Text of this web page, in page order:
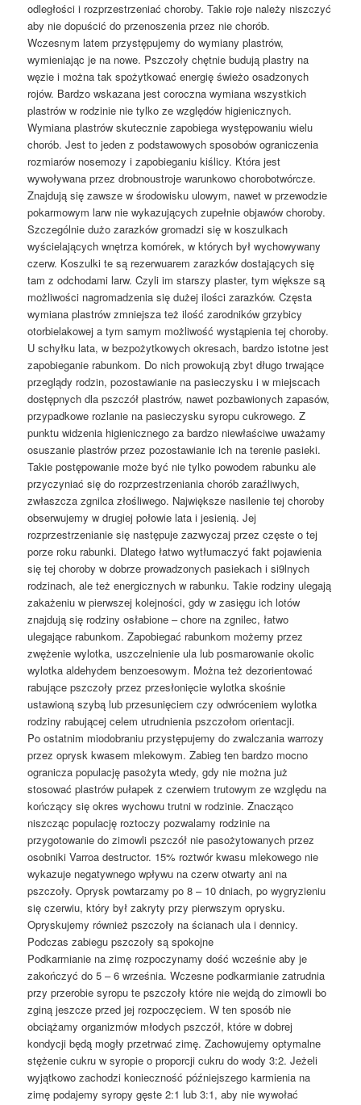
odległości i rozprzestrzeniać choroby. Takie roje należy niszczyć
aby nie dopuścić do przenoszenia przez nie chorób.
Wczesnym latem przystępujemy do wymiany plastrów,
wymieniając je na nowe. Pszczoły chętnie budują plastry na
węzie i można tak spożytkować energię świeżo osadzonych
rojów. Bardzo wskazana jest coroczna wymiana wszystkich
plastrów w rodzinie nie tylko ze względów higienicznych.
Wymiana plastrów skutecznie zapobiega występowaniu wielu
chorób. Jest to jeden z podstawowych sposobów ograniczenia
rozmiarów nosemozy i zapobieganiu kiślicy. Która jest
wywoływana przez drobnoustroje warunkowo chorobotwórcze.
Znajdują się zawsze w środowisku ulowym, nawet w przewodzie
pokarmowym larw nie wykazujących zupełnie objawów choroby.
Szczególnie dużo zarazków gromadzi się w koszulkach
wyścielających wnętrza komórek, w których był wychowywany
czerw. Koszulki te są rezerwuarem zarazków dostających się
tam z odchodami larw. Czyli im starszy plaster, tym większe są
możliwości nagromadzenia się dużej ilości zarazków. Częsta
wymiana plastrów zmniejsza też ilość zarodników grzybicy
otorbielakowej a tym samym możliwość wystąpienia tej choroby.
U schyłku lata, w bezpożytkowych okresach, bardzo istotne jest
zapobieganie rabunkom. Do nich prowokują zbyt długo trwające
przeglądy rodzin, pozostawianie na pasieczysku i w miejscach
dostępnych dla pszczół plastrów, nawet pozbawionych zapasów,
przypadkowe rozlanie na pasieczysku syropu cukrowego. Z
punktu widzenia higienicznego za bardzo niewłaściwe uważamy
osuszanie plastrów przez pozostawianie ich na terenie pasieki.
Takie postępowanie może być nie tylko powodem rabunku ale
przyczyniać się do rozprzestrzeniania chorób zaraźliwych,
zwłaszcza zgnilca złośliwego. Największe nasilenie tej choroby
obserwujemy w drugiej połowie lata i jesienią. Jej
rozprzestrzenianie się następuje zazwyczaj przez częste o tej
porze roku rabunki. Dlatego łatwo wytłumaczyć fakt pojawienia
się tej choroby w dobrze prowadzonych pasiekach i si9lnych
rodzinach, ale też energicznych w rabunku. Takie rodziny ulegają
zakażeniu w pierwszej kolejności, gdy w zasięgu ich lotów
znajdują się rodziny osłabione – chore na zgnilec, łatwo
ulegające rabunkom. Zapobiegać rabunkom możemy przez
zwężenie wylotka, uszczelnienie ula lub posmarowanie okolic
wylotka aldehydem benzoesowym. Można też dezorientować
rabujące pszczoły przez przesłonięcie wylotka skośnie
ustawioną szybą lub przesunięciem czy odwróceniem wylotka
rodziny rabującej celem utrudnienia pszczołom orientacji.
Po ostatnim miodobraniu przystępujemy do zwalczania warrozy
przez oprysk kwasem mlekowym. Zabieg ten bardzo mocno
ogranicza populację pasożyta wtedy, gdy nie można już
stosować plastrów pułapek z czerwiem trutowym ze względu na
kończący się okres wychowu trutni w rodzinie. Znacząco
niszcząc populację roztoczy pozwalamy rodzinie na
przygotowanie do zimowli pszczół nie pasożytowanych przez
osobniki Varroa destructor. 15% roztwór kwasu mlekowego nie
wykazuje negatywnego wpływu na czerw otwarty ani na
pszczoły. Oprysk powtarzamy po 8 – 10 dniach, po wygryzieniu
się czerwiu, który był zakryty przy pierwszym oprysku.
Opryskujemy również pszczoły na ścianach ula i dennicy.
Podczas zabiegu pszczoły są spokojne
Podkarmianie na zimę rozpoczynamy dość wcześnie aby je
zakończyć do 5 – 6 września. Wczesne podkarmianie zatrudnia
przy przerobie syropu te pszczoły które nie wejdą do zimowli bo
zginą jeszcze przed jej rozpoczęciem. W ten sposób nie
obciążamy organizmów młodych pszczół, które w dobrej
kondycji będą mogły przetrwać zimę. Zachowujemy optymalne
stężenie cukru w syropie o proporcji cukru do wody 3:2. Jeżeli
wyjątkowo zachodzi konieczność późniejszego karmienia na
zimę podajemy syropy gęste 2:1 lub 3:1, aby nie wywołać